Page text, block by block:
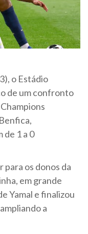
o Estádio
de um confronto
de 1 a 0
para os donos da
em grande
Yamal e finalizou
a